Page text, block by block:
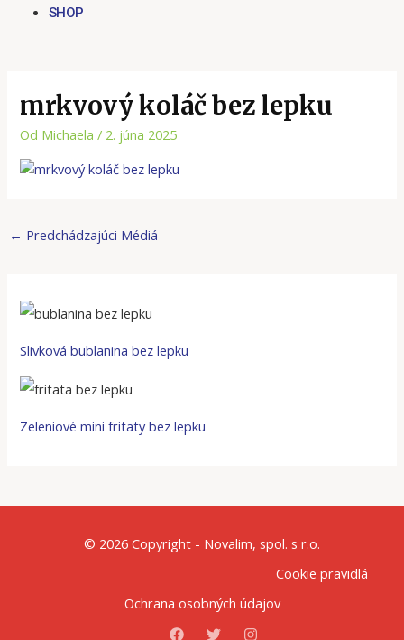
SHOP
mrkvový koláč bez lepku
Od Michaela/ 2. júna 2025
← Predchádzajúci Médiá
Slivková bublanina bez lepku
Zeleniové mini fritaty bez lepku
© 2026 Copyright - Novalim, spol. s r.o.
Cookie pravidlá
Ochrana osobných údajov